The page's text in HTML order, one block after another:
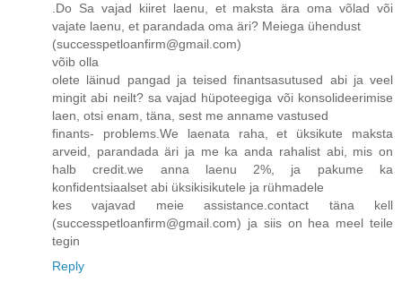
.Do Sa vajad kiiret laenu, et maksta ära oma võlad või
vajate laenu, et parandada oma äri? Meiega ühendust
(successpetloanfirm@gmail.com)
võib olla
olete läinud pangad ja teised finantsasutused abi ja veel
mingit abi neilt? sa vajad hüpoteegiga või konsolideerimise
laen, otsi enam, täna, sest me anname vastused
finants- problems.We laenata raha, et üksikute maksta
arveid, parandada äri ja me ka anda rahalist abi, mis on
halb credit.we anna laenu 2%, ja pakume ka
konfidentsiaalset abi üksikisikutele ja rühmadele
kes vajavad meie assistance.contact täna kell
(successpetloanfirm@gmail.com) ja siis on hea meel teile
tegin
Reply